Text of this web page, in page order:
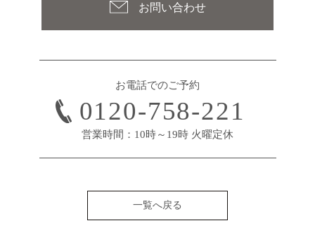
お問い合わせ
お電話でのご予約
0120-758-221
営業時間：10時～19時 火曜定休
一覧へ戻る